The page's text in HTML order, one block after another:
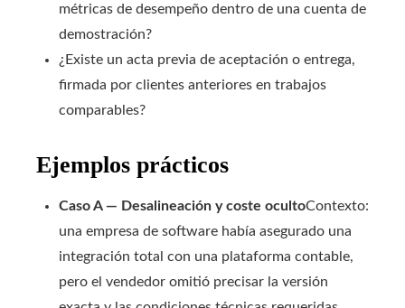
métricas de desempeño dentro de una cuenta de
demostración?
¿Existe un acta previa de aceptación o entrega,
firmada por clientes anteriores en trabajos
comparables?
Ejemplos prácticos
Caso A — Desalineación y coste ocultoContexto:
una empresa de software había asegurado una
integración total con una plataforma contable,
pero el vendedor omitió precisar la versión